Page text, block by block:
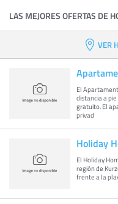
LAS MEJORES OFERTAS DE
VER
El
distancia a
gratuito. El
privad
Holiday
El Holiday
región de
frente a la